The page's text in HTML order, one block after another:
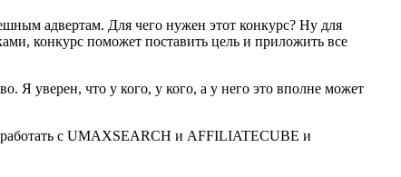
адвертам. Для чего нужен этот конкурс? Ну для
конкурс поможет поставить цель и приложить все
Я уверен, что у кого, у кого, а у него это вполне может
работать с UMAXSEARCH и AFFILIATECUBE и